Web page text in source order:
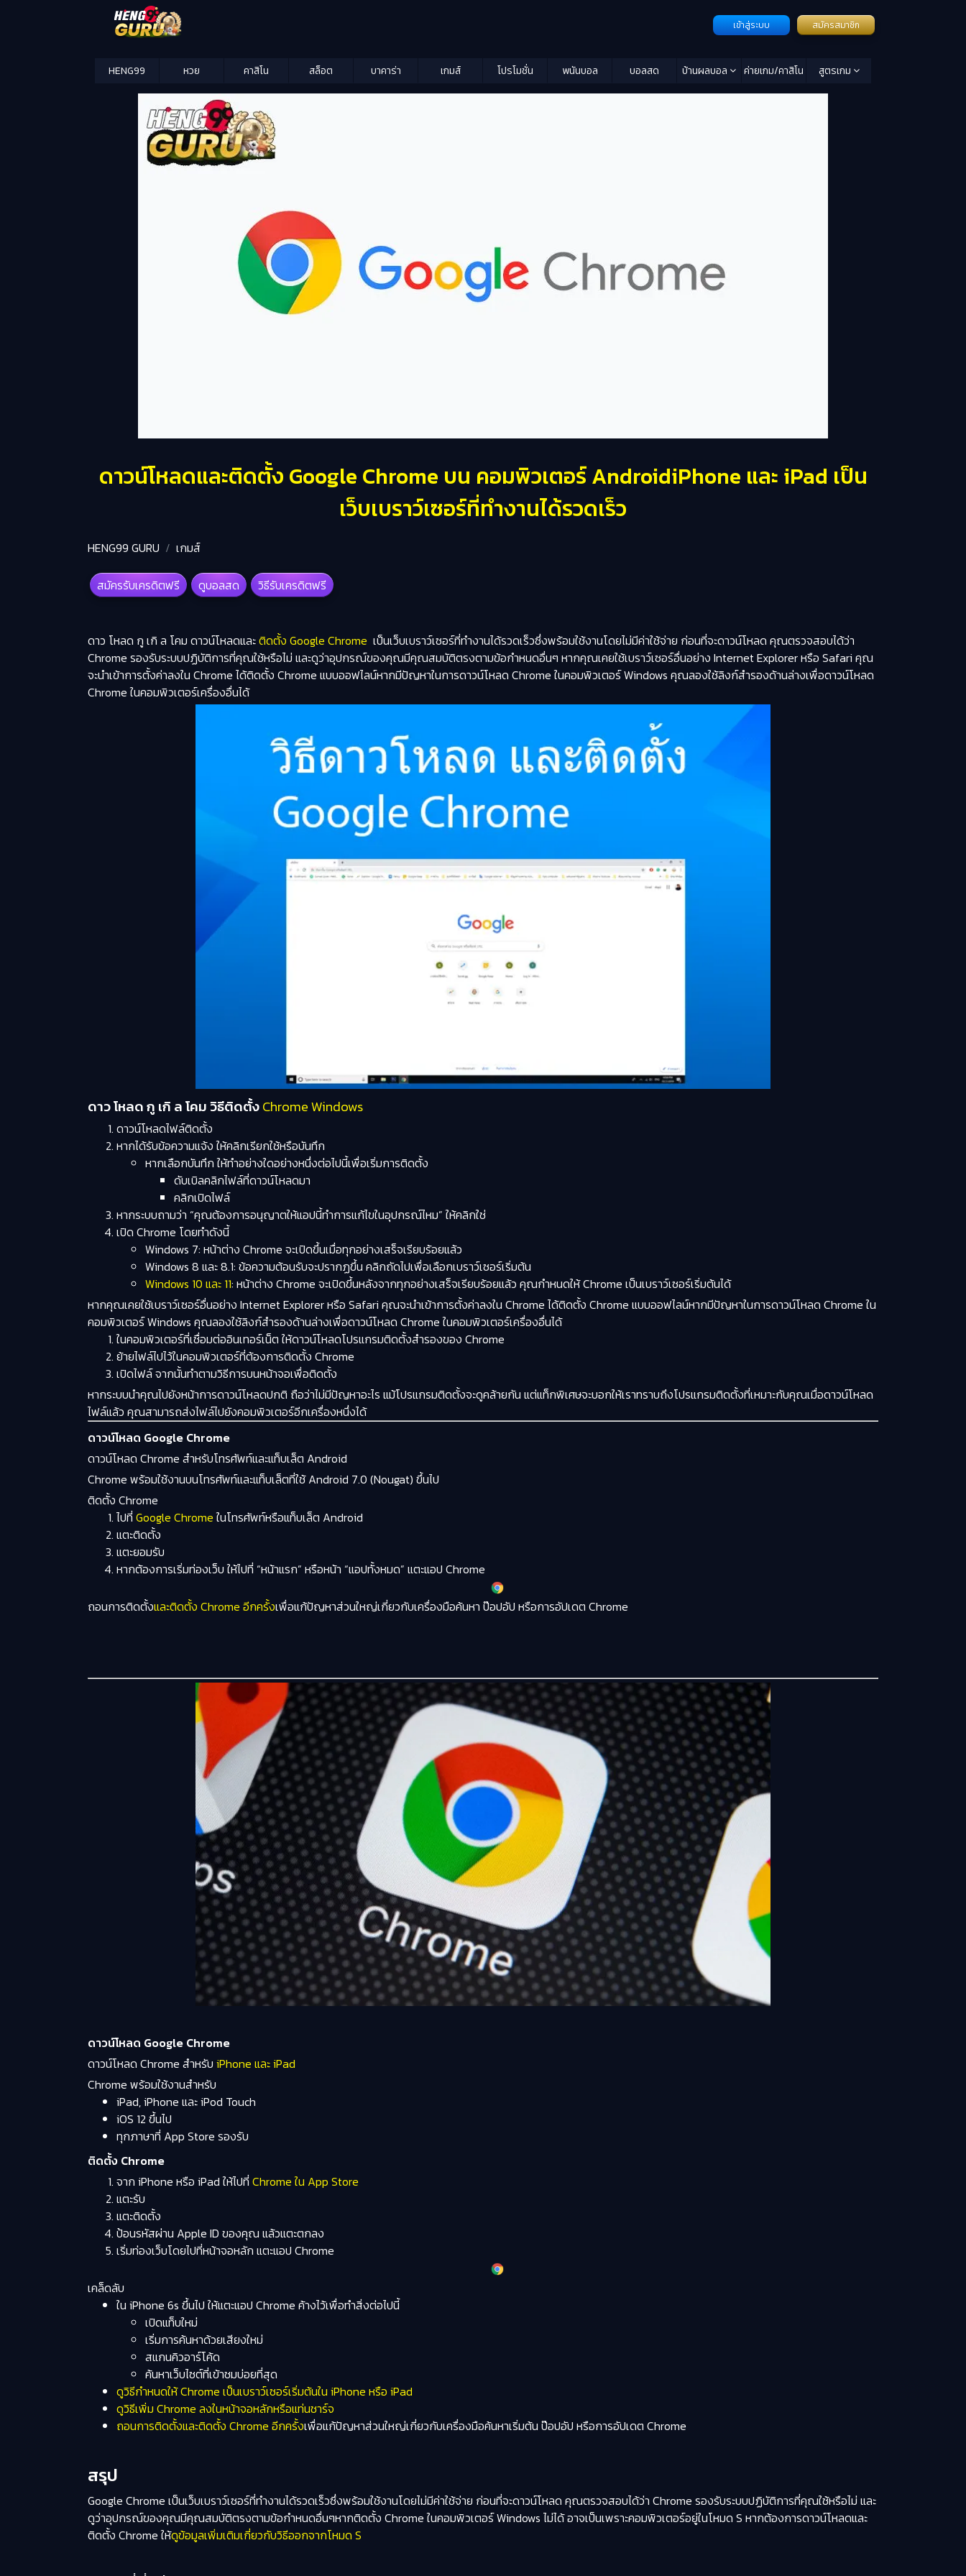
เข้าสู่ระบบ สมัครสมาชิก
HENG99 หวย คาสิโน สล็อต บาคาร่า เกมส์ โปรโมชั่น พนันบอล บอลสด บ้านผลบอล ค่ายเกม/คาสิโน สูตรเกม
ดาวน์โหลดและติดตั้ง Google Chrome บน คอมพิวเตอร์ AndroidiPhone และ iPad เป็น
เว็บเบราว์เซอร์ที่ทำงานได้รวดเร็ว
HENG99 GURU เกมส์
สมัครรับเครดิตฟรี ดูบอลสด วิธีรับเครดิตฟรี
ดาว โหลด กู เกิ ล โคม ดาวน์โหลดและติดตั้ง Google Chrome เป็นเว็บเบราว์เซอร์ที่ทำงานได้รวดเร็วซึ่งพร้อมใช้งานโดยไม่มีค่าใช้จ่าย ก่อนที่จะดาวน์โหลด คุณตรวจสอบได้ว่า
Chrome รองรับระบบปฏิบัติการที่คุณใช้หรือไม่ และดูว่าอุปกรณ์ของคุณมีคุณสมบัติตรงตามข้อกำหนดอื่นๆ หากคุณเคยใช้เบราว์เซอร์อื่นอย่าง Internet Explorer หรือ Safari คุณ
จะนำเข้าการตั้งค่าลงใน Chrome ได้ติดตั้ง Chrome แบบออฟไลน์หากมีปัญหาในการดาวน์โหลด Chrome ในคอมพิวเตอร์ Windows คุณลองใช้ลิงก์สำรองด้านล่างเพื่อดาวน์โหลด
Chrome ในคอมพิวเตอร์เครื่องอื่นได้
ดาว โหลด กู เกิ ล โคม วิธีติดตั้งChrome Windows
ดาวน์โหลดไฟล์ติดตั้ง
หากได้รับข้อความแจ้ง ให้คลิกเรียกใช้หรือบันทึก
หากเลือกบันทึก ให้ทำอย่างใดอย่างหนึ่งต่อไปนี้เพื่อเริ่มการติดตั้ง
ดับเบิลคลิกไฟล์ที่ดาวน์โหลดมา
คลิกเปิดไฟล์
หากระบบถามว่า “คุณต้องการอนุญาตให้แอปนี้ทำการแก้ไขในอุปกรณ์ไหม” ให้คลิกใช่
เปิด Chrome โดยทำดังนี้
Windows 7: หน้าต่าง Chrome จะเปิดขึ้นเมื่อทุกอย่างเสร็จเรียบร้อยแล้ว
Windows 8 และ 8.1: ข้อความต้อนรับจะปรากฏขึ้น คลิกถัดไปเพื่อเลือกเบราว์เซอร์เริ่มต้น
Windows 10 และ 11: หน้าต่าง Chrome จะเปิดขึ้นหลังจากทุกอย่างเสร็จเรียบร้อยแล้ว คุณกำหนดให้ Chrome เป็นเบราว์เซอร์เริ่มต้นได้
หากคุณเคยใช้เบราว์เซอร์อื่นอย่าง Internet Explorer หรือ Safari คุณจะนำเข้าการตั้งค่าลงใน Chrome ได้ติดตั้ง Chrome แบบออฟไลน์หากมีปัญหาในการดาวน์โหลด Chrome ใน
คอมพิวเตอร์ Windows คุณลองใช้ลิงก์สำรองด้านล่างเพื่อดาวน์โหลด Chrome ในคอมพิวเตอร์เครื่องอื่นได้
ในคอมพิวเตอร์ที่เชื่อมต่ออินเทอร์เน็ต ให้ดาวน์โหลดโปรแกรมติดตั้งสำรองของ Chrome
ย้ายไฟล์ไปไว้ในคอมพิวเตอร์ที่ต้องการติดตั้ง Chrome
เปิดไฟล์ จากนั้นทำตามวิธีการบนหน้าจอเพื่อติดตั้ง
หากระบบนำคุณไปยังหน้าการดาวน์โหลดปกติ ถือว่าไม่มีปัญหาอะไร แม้โปรแกรมติดตั้งจะดูคล้ายกัน แต่แท็กพิเศษจะบอกให้เราทราบถึงโปรแกรมติดตั้งที่เหมาะกับคุณเมื่อดาวน์โหลด
ไฟล์แล้ว คุณสามารถส่งไฟล์ไปยังคอมพิวเตอร์อีกเครื่องหนึ่งได้
ดาวน์โหลด Google Chrome
ดาวน์โหลด Chrome สำหรับโทรศัพท์และแท็บเล็ต Android
Chrome พร้อมใช้งานบนโทรศัพท์และแท็บเล็ตที่ใช้ Android 7.0 (Nougat) ขึ้นไป
ติดตั้ง Chrome
ไปที่ Google Chrome ในโทรศัพท์หรือแท็บเล็ต Android
แตะติดตั้ง
แตะยอมรับ
หากต้องการเริ่มท่องเว็บ ให้ไปที่ “หน้าแรก” หรือหน้า “แอปทั้งหมด” แตะแอป Chrome
ถอนการติดตั้งและติดตั้ง Chrome อีกครั้งเพื่อแก้ปัญหาส่วนใหญ่เกี่ยวกับเครื่องมือค้นหา ป๊อปอัป หรือการอัปเดต Chrome
ดาวน์โหลด Google Chrome
ดาวน์โหลด Chrome สำหรับ iPhone และ iPad
Chrome พร้อมใช้งานสำหรับ
iPad, iPhone และ iPod Touch
iOS 12 ขึ้นไป
ทุกภาษาที่ App Store รองรับ
ติดตั้ง Chrome
จาก iPhone หรือ iPad ให้ไปที่ Chrome ใน App Store
แตะรับ
แตะติดตั้ง
ป้อนรหัสผ่าน Apple ID ของคุณ แล้วแตะตกลง
เริ่มท่องเว็บโดยไปที่หน้าจอหลัก แตะแอป Chrome
เคล็ดลับ
ใน iPhone 6s ขึ้นไป ให้แตะแอป Chrome ค้างไว้เพื่อทำสิ่งต่อไปนี้
เปิดแท็บใหม่
เริ่มการค้นหาด้วยเสียงใหม่
สแกนคิวอาร์โค้ด
ค้นหาเว็บไซต์ที่เข้าชมบ่อยที่สุด
ดูวิธีกำหนดให้ Chrome เป็นเบราว์เซอร์เริ่มต้นใน iPhone หรือ iPad
ดูวิธีเพิ่ม Chrome ลงในหน้าจอหลักหรือแท่นชาร์จ
ถอนการติดตั้งและติดตั้ง Chrome อีกครั้งเพื่อแก้ปัญหาส่วนใหญ่เกี่ยวกับเครื่องมือค้นหาเริ่มต้น ป๊อปอัป หรือการอัปเดต Chrome
สรุป
Google Chrome เป็นเว็บเบราว์เซอร์ที่ทำงานได้รวดเร็วซึ่งพร้อมใช้งานโดยไม่มีค่าใช้จ่าย ก่อนที่จะดาวน์โหลด คุณตรวจสอบได้ว่า Chrome รองรับระบบปฏิบัติการที่คุณใช้หรือไม่ และ
ดูว่าอุปกรณ์ของคุณมีคุณสมบัติตรงตามข้อกำหนดอื่นๆหากติดตั้ง Chrome ในคอมพิวเตอร์ Windows ไม่ได้ อาจเป็นเพราะคอมพิวเตอร์อยู่ในโหมด S หากต้องการดาวน์โหลดและ
ติดตั้ง Chrome ให้ดูข้อมูลเพิ่มเติมเกี่ยวกับวิธีออกจากโหมด S